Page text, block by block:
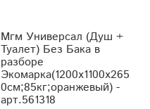
Мгм Универсал (Душ +
Туалет) Без Бака в
разборе
Экомарка(1200x1100x265
0см;85кг;оранжевый) -
арт.561318